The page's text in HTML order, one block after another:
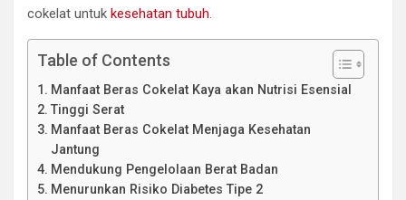
cokelat untuk kesehatan tubuh.
Table of Contents
Manfaat Beras Cokelat Kaya akan Nutrisi Esensial
Tinggi Serat
Manfaat Beras Cokelat Menjaga Kesehatan
Jantung
Mendukung Pengelolaan Berat Badan
Menurunkan Risiko Diabetes Tipe 2